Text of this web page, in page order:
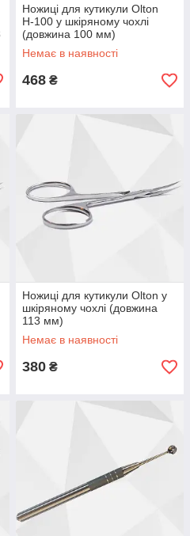
Ножиці для кутикули Olton
Н-100 у шкіряному чохлі
(довжина 100 мм)
Немає в наявності
468 ₴
Ножиці для кутикули Olton у
шкіряному чохлі (довжина
113 мм)
Немає в наявності
380 ₴